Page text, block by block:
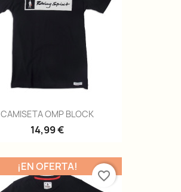
CAMISETA OMP BLOCK
14,99 €
¡EN OFERTA!
favorite_border